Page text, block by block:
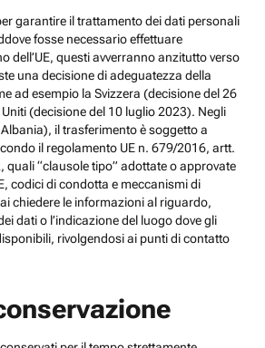
garantire il trattamento dei dati personali
fosse necessario effettuare
dell’UE, questi avverranno anzitutto verso
una decisione di adeguatezza della
ad esempio la Svizzera (decisione del 26
(decisione del 10 luglio 2023). Negli
il trasferimento è soggetto a
il regolamento UE n. 679/2016, artt.
quali “clausole tipo” adottate o approvate
codici di condotta e meccanismi di
chiedere le informazioni al riguardo,
dati o l’indicazione del luogo dove gli
rivolgendosi ai punti di contatto